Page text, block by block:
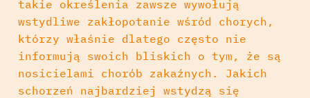
takie określenia zawsze wywołują
wstydliwe zakłopotanie wśród chorych,
którzy właśnie dlatego często nie
informują swoich bliskich o tym, że są
nosicielami chorób zakaźnych. Jakich
schorzeń najbardziej wstydzą się